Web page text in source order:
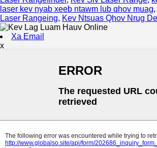
laser kev nyab xeeb ntawm lub qhov muag,
Laser Rangeing, Kev Ntsuas Qhov Nrug
Xa Email
x